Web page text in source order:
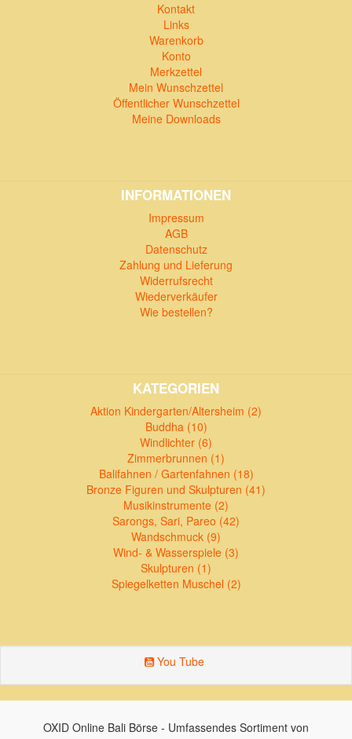
Kontakt
Links
Warenkorb
Konto
Merkzettel
Mein Wunschzettel
Öffentlicher Wunschzettel
Meine Downloads
INFORMATIONEN
Impressum
AGB
Datenschutz
Zahlung und Lieferung
Widerrufsrecht
Wiederverkäufer
Wie bestellen?
KATEGORIEN
Aktion Kindergarten/Altersheim (2)
Buddha (10)
Windlichter (6)
Zimmerbrunnen (1)
Balifahnen / Gartenfahnen (18)
Bronze Figuren und Skulpturen (41)
Musikinstrumente (2)
Sarongs, Sari, Pareo (42)
Wandschmuck (9)
Wind- & Wasserspiele (3)
Skulpturen (1)
Spiegelketten Muschel (2)
You Tube
OXID Online Bali Börse - Umfassendes Sortiment von